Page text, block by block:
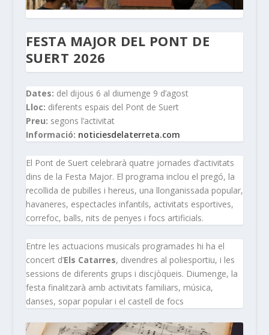
FESTA MAJOR DEL PONT DE
SUERT 2026
Dates: del dijous 6 al diumenge 9 d’agost
Lloc: diferents espais del Pont de Suert
Preu: segons l’activitat
Informació: noticiesdelaterreta.com
El Pont de Suert celebrarà quatre jornades d’activitats
dins de la Festa Major. El programa inclou el pregó, la
recollida de pubilles i hereus, una llonganissada popular,
havaneres, espectacles infantils, activitats esportives,
correfoc, balls, nits de penyes i focs artificials.
Entre les actuacions musicals programades hi ha el
concert d’Els Catarres, divendres al poliesportiu, i les
sessions de diferents grups i discjòqueis. Diumenge, la
festa finalitzarà amb activitats familiars, música,
danses, sopar popular i el castell de focs